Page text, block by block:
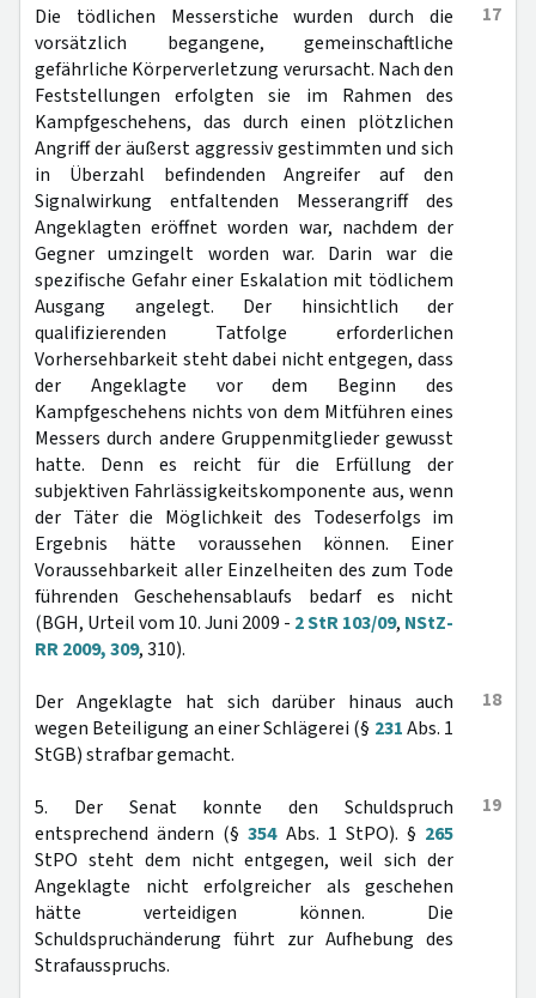
17
Die tödlichen Messerstiche wurden durch die
vorsätzlich begangene, gemeinschaftliche
gefährliche Körperverletzung verursacht. Nach den
Feststellungen erfolgten sie im Rahmen des
Kampfgeschehens, das durch einen plötzlichen
Angriff der äußerst aggressiv gestimmten und sich
in Überzahl befindenden Angreifer auf den
Signalwirkung entfaltenden Messerangriff des
Angeklagten eröffnet worden war, nachdem der
Gegner umzingelt worden war. Darin war die
spezifische Gefahr einer Eskalation mit tödlichem
Ausgang angelegt. Der hinsichtlich der
qualifizierenden Tatfolge erforderlichen
Vorhersehbarkeit steht dabei nicht entgegen, dass
der Angeklagte vor dem Beginn des
Kampfgeschehens nichts von dem Mitführen eines
Messers durch andere Gruppenmitglieder gewusst
hatte. Denn es reicht für die Erfüllung der
subjektiven Fahrlässigkeitskomponente aus, wenn
der Täter die Möglichkeit des Todeserfolgs im
Ergebnis hätte voraussehen können. Einer
Voraussehbarkeit aller Einzelheiten des zum Tode
führenden Geschehensablaufs bedarf es nicht
(BGH, Urteil vom 10. Juni 2009 - 2 StR 103/09, NStZ-
RR 2009, 309, 310).
18
Der Angeklagte hat sich darüber hinaus auch
wegen Beteiligung an einer Schlägerei (§ 231Abs. 1
StGB) strafbar gemacht.
19
5. Der Senat konnte den Schuldspruch
entsprechend ändern (§354Abs. 1 StPO). § 265
StPO steht dem nicht entgegen, weil sich der
Angeklagte nicht erfolgreicher als geschehen
hätte verteidigen können. Die
Schuldspruchänderung führt zur Aufhebung des
Strafausspruchs.